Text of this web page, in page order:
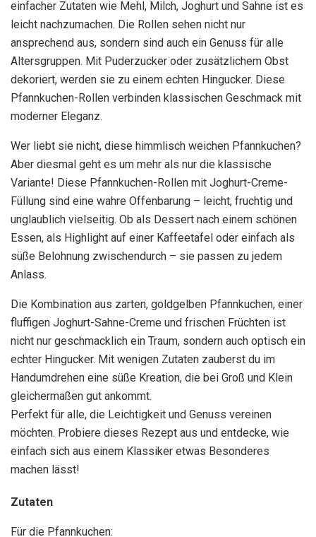
einfacher Zutaten wie Mehl, Milch, Joghurt und Sahne ist es
leicht nachzumachen. Die Rollen sehen nicht nur
ansprechend aus, sondern sind auch ein Genuss für alle
Altersgruppen. Mit Puderzucker oder zusätzlichem Obst
dekoriert, werden sie zu einem echten Hingucker. Diese
Pfannkuchen-Rollen verbinden klassischen Geschmack mit
moderner Eleganz.
Wer liebt sie nicht, diese himmlisch weichen Pfannkuchen?
Aber diesmal geht es um mehr als nur die klassische
Variante! Diese Pfannkuchen-Rollen mit Joghurt-Creme-
Füllung sind eine wahre Offenbarung – leicht, fruchtig und
unglaublich vielseitig. Ob als Dessert nach einem schönen
Essen, als Highlight auf einer Kaffeetafel oder einfach als
süße Belohnung zwischendurch – sie passen zu jedem
Anlass.
Die Kombination aus zarten, goldgelben Pfannkuchen, einer
fluffigen Joghurt-Sahne-Creme und frischen Früchten ist
nicht nur geschmacklich ein Traum, sondern auch optisch ein
echter Hingucker. Mit wenigen Zutaten zauberst du im
Handumdrehen eine süße Kreation, die bei Groß und Klein
gleichermaßen gut ankommt.
Perfekt für alle, die Leichtigkeit und Genuss vereinen
möchten. Probiere dieses Rezept aus und entdecke, wie
einfach sich aus einem Klassiker etwas Besonderes
machen lässt!
Zutaten
Für die Pfannkuchen: